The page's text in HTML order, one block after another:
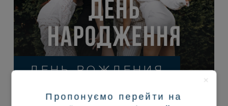
ДЕНЬ РОЖДЕНИЯ
×
×
Пропонуємо перейти на